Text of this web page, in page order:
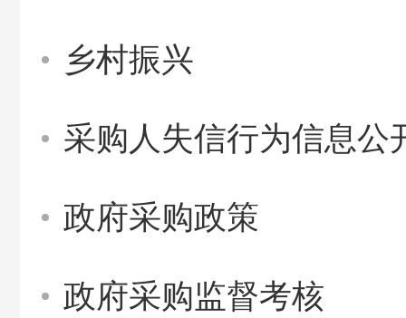
乡村振兴
采购人失信行为信息公
政府采购政策
政府采购监督考核